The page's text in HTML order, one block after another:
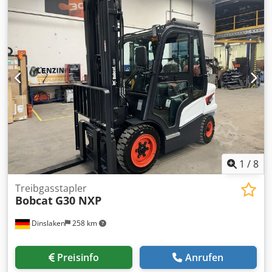
1 /8
Dinslaken 258 km
Treibgasstapler
Bobcat G30 NXP
Preisinfo Anrufen